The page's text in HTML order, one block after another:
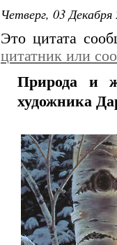
Четверг, 03
Это цитата
цитатник или
Природа и
художника